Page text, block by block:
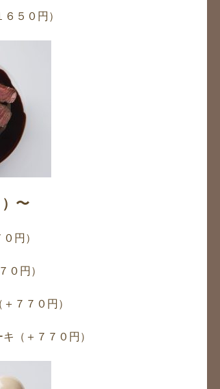
５０円）
〜
円）
円）
７７０円）
（＋７７０円）